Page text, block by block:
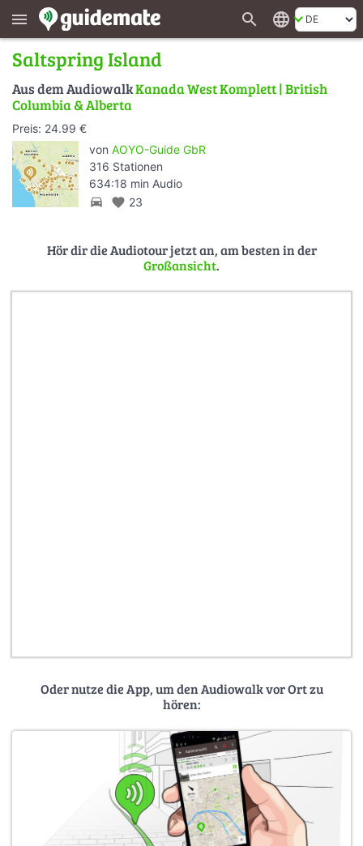
menu search language
Saltspring Island
Aus dem AudiowalkKanada West Komplett | British
Columbia & Alberta
Preis: 24.99 €
von AOYO-Guide GbR
316 Stationen
634:18 min Audio
directions_car favorite 23
Hör dir die Audiotour jetzt an, am besten in der
Großansicht.
Oder nutze die App, um den Audiowalk vor Ort zu
hören: